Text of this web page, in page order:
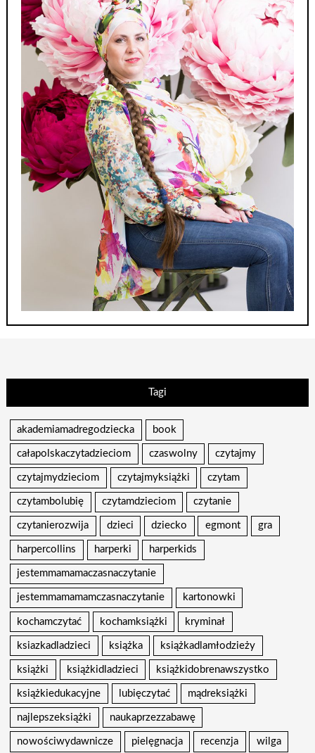
Tagi
akademiamadregodziecka book
całapolskaczytadzieciom czaswolny czytajmy
czytajmydzieciom czytajmyksiążki czytam
czytambolubię czytamdzieciom czytanie
czytanierozwija dzieci dziecko egmont gra
harpercollins harperki harperkids
jestemmamamaczasnaczytanie
jestemmamamamczasnaczytanie kartonowki
kochamczytać kochamksiążki kryminał
ksiazkadladzieci książka książkadlamłodzieży
książki książkidladzieci książkidobrenawszystko
książkiedukacyjne lubięczytać mądreksiążki
najlepszeksiążki naukaprzezzabawę
nowościwydawnicze pielęgnacja recenzja wilga